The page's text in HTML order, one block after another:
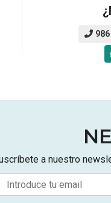
a nuestro